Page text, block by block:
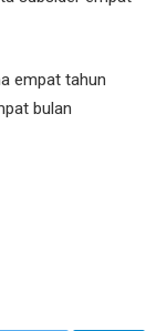
empat tahun
bulan